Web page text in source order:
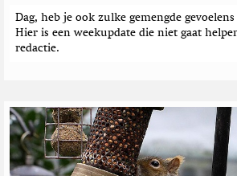
Dag, heb je ook zulke gemengde
Hier is een weekupdate die niet gaat
redactie.